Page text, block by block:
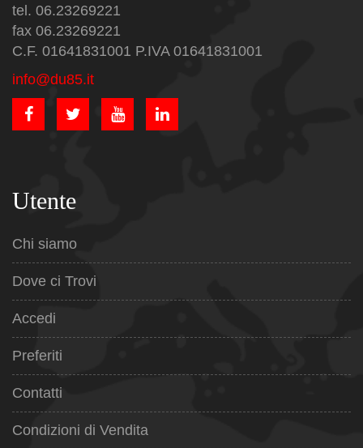
tel. 06.23269221
fax 06.23269221
C.F. 01641831001 P.IVA 01641831001
info@du85.it
Utente
Chi siamo
Dove ci Trovi
Accedi
Preferiti
Contatti
Condizioni di Vendita